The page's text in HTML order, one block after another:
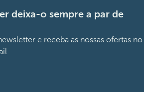
deixa-o sempre a par de
e receba as nossas ofertas no